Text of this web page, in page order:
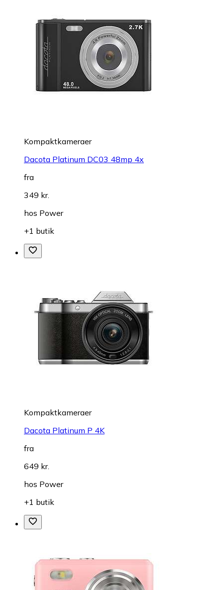
Kompaktkameraer
Dacota Platinum DC03 48mp 4x
fra
349 kr.
hos Power
+1 butik
Kompaktkameraer
Dacota Platinum P 4K
fra
649 kr.
hos Power
+1 butik